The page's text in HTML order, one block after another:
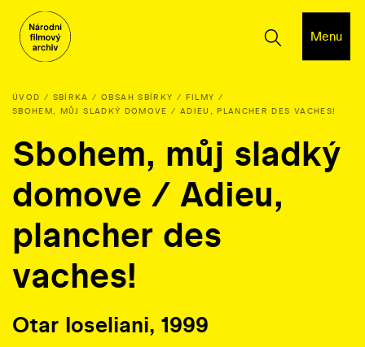
Menu
ÚVOD SBÍRKA OBSAH SBÍRKY
FILMY
SBOHEM, MŮJ SLADKÝ DOMOVE / ADIEU, PLANCHER DES VACHES!
Sbohem, můj sladký
domove / Adieu,
plancher des
vaches!
Otar Ioseliani, 1999